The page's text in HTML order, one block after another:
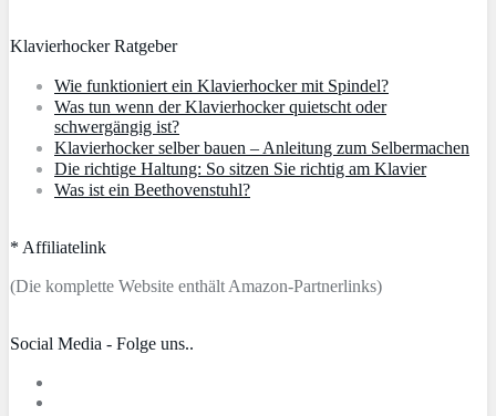
Klavierhocker Ratgeber
Wie funktioniert ein Klavierhocker mit Spindel?
Was tun wenn der Klavierhocker quietscht oder
schwergängig ist?
Klavierhocker selber bauen – Anleitung zum Selbermachen
Die richtige Haltung: So sitzen Sie richtig am Klavier
Was ist ein Beethovenstuhl?
* Affiliatelink
(Die komplette Website enthält Amazon-Partnerlinks)
Social Media - Folge uns..